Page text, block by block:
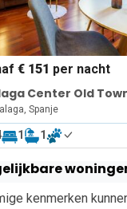
€ 151 per nacht
Center Old
Spanje
1 1
kenmerken